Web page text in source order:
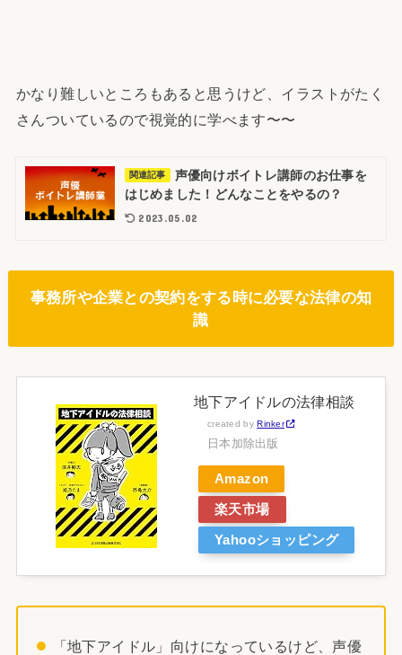
かなり難しいところもあると思うけど、イラストがたく
さんついているので視覚的に学べます〜〜
関連記事
声優向けボイトレ講師のお仕事を
はじめました！どんなことをやるの？
2023.05.02
事務所や企業との契約をする時に必要な法律の知
識
地下アイドルの法律相談
created byRinker
日本加除出版
Amazon
楽天市場
Yahooショッピング
「地下アイドル」向けになっているけど、声優